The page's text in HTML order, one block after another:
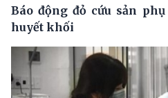
Báo động đỏ cứu sản
huyết khối